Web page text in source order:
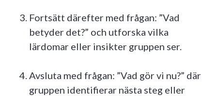
Fortsätt därefter med frågan: ”Vad
betyder det?” och utforska vilka
lärdomar eller insikter gruppen ser.
Avsluta med frågan: ”Vad gör vi nu?” där
gruppen identifierar nästa steg eller